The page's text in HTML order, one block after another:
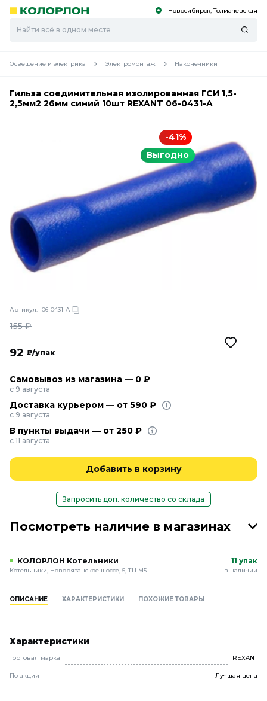
Скоро
Скоро Новосибирск, Толмачевская
Освещение и электрика Электромонтаж Наконечники
Гильза соединительная изолированная ГСИ 1,5-
2,5мм2 26мм синий 10шт REXANT 06-0431-A
-41%
Выгодно
Артикул: 06-0431-A
155₽
92 ₽/упак
Самовывоз из магазина — 0 ₽
с 9 августа
Доставка курьером — от 590 ₽
с 9 августа
В пункты выдачи — от 250 ₽
с 11 августа
Добавить в корзину
Запросить доп. количество со склада
Посмотреть наличие в магазинах
КОЛОРЛОН Котельники
Котельники, Новорязанское шоссе, 5, ТЦ М5
11 упак
в наличии
ОПИСАНИЕ ХАРАКТЕРИСТИКИ ПОХОЖИЕ ТОВАРЫ
Характеристики
Торговая марка REXANT
По акции Лучшая цена